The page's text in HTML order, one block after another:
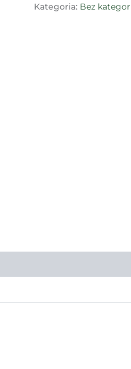
Kategoria: Bez